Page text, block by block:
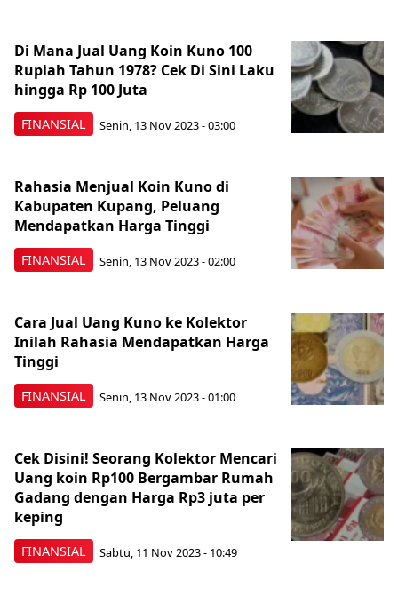
FINANSIAL
Di Mana Jual Uang Koin Kuno 100
Rupiah Tahun 1978? Cek Di Sini Laku
hingga Rp 100 Juta
Senin, 13 Nov 2023 - 03:00
FINANSIAL
Rahasia Menjual Koin Kuno di
Kabupaten Kupang, Peluang
Mendapatkan Harga Tinggi
Senin, 13 Nov 2023 - 02:00
FINANSIAL
Cara Jual Uang Kuno ke Kolektor
Inilah Rahasia Mendapatkan Harga
Tinggi
Senin, 13 Nov 2023 - 01:00
FINANSIAL
Cek Disini! Seorang Kolektor Mencari
Uang koin Rp100 Bergambar Rumah
Gadang dengan Harga Rp3 juta per
keping
Sabtu, 11 Nov 2023 - 10:49